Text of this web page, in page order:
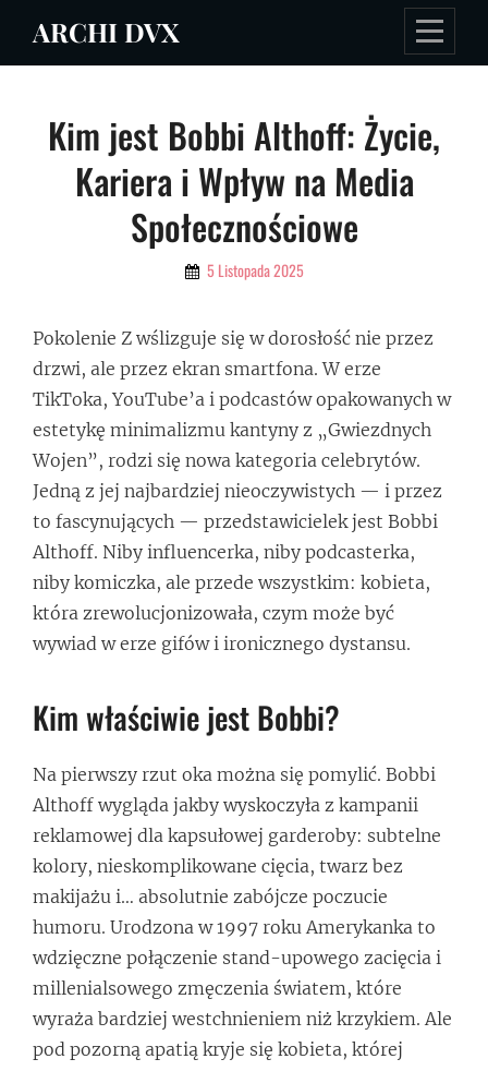
ARCHI DVX
Kim jest Bobbi Althoff: Życie,
Kariera i Wpływ na Media
Społecznościowe
By 5 Listopada 2025
Pokolenie Z wślizguje się w dorosłość nie przez
drzwi, ale przez ekran smartfona. W erze
TikToka, YouTube’a i podcastów opakowanych w
estetykę minimalizmu kantyny z „Gwiezdnych
Wojen”, rodzi się nowa kategoria celebrytów.
Jedną z jej najbardziej nieoczywistych — i przez
to fascynujących — przedstawicielek jest Bobbi
Althoff. Niby influencerka, niby podcasterka,
niby komiczka, ale przede wszystkim: kobieta,
która zrewolucjonizowała, czym może być
wywiad w erze gifów i ironicznego dystansu.
Kim właściwie jest Bobbi?
Na pierwszy rzut oka można się pomylić. Bobbi
Althoff wygląda jakby wyskoczyła z kampanii
reklamowej dla kapsułowej garderoby: subtelne
kolory, nieskomplikowane cięcia, twarz bez
makijażu i… absolutnie zabójcze poczucie
humoru. Urodzona w 1997 roku Amerykanka to
wdzięczne połączenie stand-upowego zacięcia i
millenialsowego zmęczenia światem, które
wyraża bardziej westchnieniem niż krzykiem. Ale
pod pozorną apatią kryje się kobieta, której
Nawigacja
wpisu